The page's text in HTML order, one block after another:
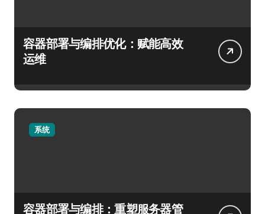
容器部署与编排优化：赋能高效
运维
系统
容器部署与编排：重塑服务器管